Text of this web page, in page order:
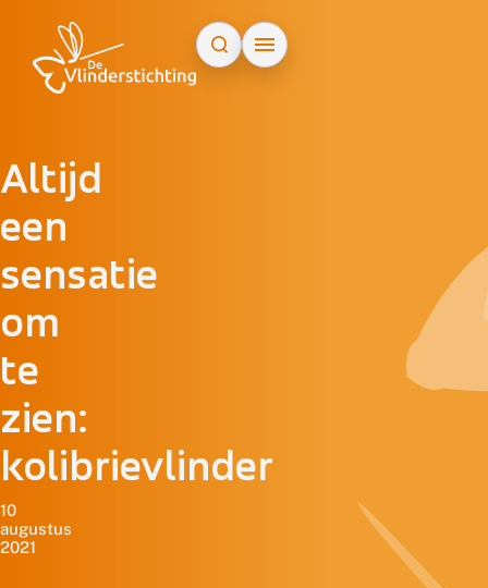
Altijd
een
sensatie
om
te
zien:
kolibrievlinder
10
augustus
2021